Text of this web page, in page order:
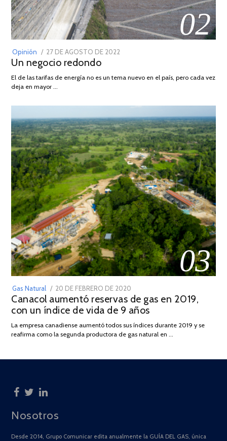
02
Opinión
POSTED
ON
27 DE AGOSTO DE 2022
DE
Un negocio redondo
El de las tarifas de energía no es un tema nuevo en el país, pero cada vez
deja en mayor …
03
Gas Natural
POSTED
ON
20 DE FEBRERO DE 2020
DE
JULIO
2025
Canacol aumentó reservas de gas en 2019,
con un índice de vida de 9 años
La empresa canadiense aumentó todos sus índices durante 2019 y se
reafirma como la segunda productora de gas natural en …
Nosotros
Desde 2014, Grupo Comunicar edita anualmente la GUÍA DEL GAS, única